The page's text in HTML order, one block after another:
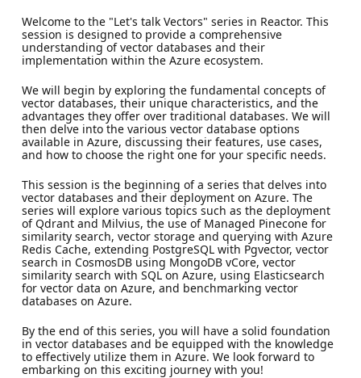
Welcome to the "Let's talk Vectors" series in Reactor. This
session is designed to provide a comprehensive
understanding of vector databases and their
implementation within the Azure ecosystem.
We will begin by exploring the fundamental concepts of
vector databases, their unique characteristics, and the
advantages they offer over traditional databases. We will
then delve into the various vector database options
available in Azure, discussing their features, use cases,
and how to choose the right one for your specific needs.
This session is the beginning of a series that delves into
vector databases and their deployment on Azure. The
series will explore various topics such as the deployment
of Qdrant and Milvius, the use of Managed Pinecone for
similarity search, vector storage and querying with Azure
Redis Cache, extending PostgreSQL with Pgvector, vector
search in CosmosDB using MongoDB vCore, vector
similarity search with SQL on Azure, using Elasticsearch
for vector data on Azure, and benchmarking vector
databases on Azure.
By the end of this series, you will have a solid foundation
in vector databases and be equipped with the knowledge
to effectively utilize them in Azure. We look forward to
embarking on this exciting journey with you!